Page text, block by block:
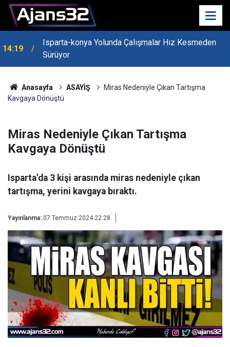
14:19
Isparta-konya Yolunda Çalışmalar Hız Kesmeden
Sürüyor
Anasayfa ASAYİŞ
Miras Nedeniyle Çıkan Tartışma
Kavgaya Dönüştü
Miras Nedeniyle Çıkan Tartışma
Kavgaya Dönüştü
Isparta’da 3 kişi arasında miras nedeniyle çıkan
tartışma, yerini kavgaya bıraktı.
Yayınlanma: 07 Temmuz 2024 22:28